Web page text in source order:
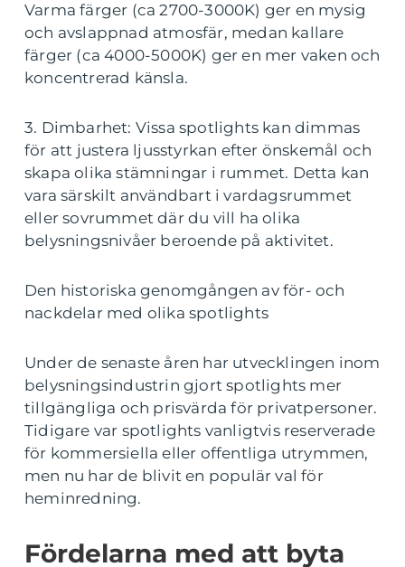
Varma färger (ca 2700-3000K) ger en mysig
och avslappnad atmosfär, medan kallare
färger (ca 4000-5000K) ger en mer vaken och
koncentrerad känsla.
3. Dimbarhet: Vissa spotlights kan dimmas
för att justera ljusstyrkan efter önskemål och
skapa olika stämningar i rummet. Detta kan
vara särskilt användbart i vardagsrummet
eller sovrummet där du vill ha olika
belysningsnivåer beroende på aktivitet.
Den historiska genomgången av för- och
nackdelar med olika spotlights
Under de senaste åren har utvecklingen inom
belysningsindustrin gjort spotlights mer
tillgängliga och prisvärda för privatpersoner.
Tidigare var spotlights vanligtvis reserverade
för kommersiella eller offentliga utrymmen,
men nu har de blivit en populär val för
heminredning.
Fördelarna med att byta